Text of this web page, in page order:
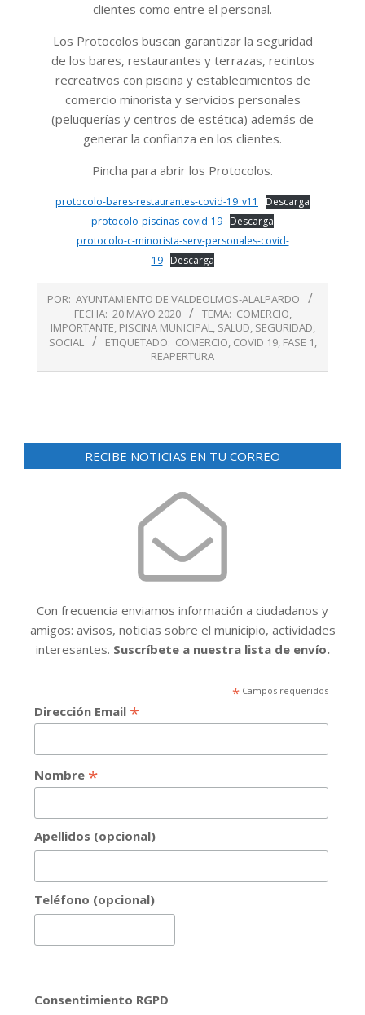
clientes como entre el personal.
Los Protocolos buscan garantizar la seguridad
de los bares, restaurantes y terrazas, recintos
recreativos con piscina y establecimientos de
comercio minorista y servicios personales
(peluquerías y centros de estética) además de
generar la confianza en los clientes.
Pincha para abrir los Protocolos.
protocolo-bares-restaurantes-covid-19_v11
Descarga
protocolo-piscinas-covid-19 Descarga
protocolo-c-minorista-serv-personales-covid-
19
Descarga
05-
POR: AYUNTAMIENTO DE VALDEOLMOS-ALALPARDO
FECHA: 20 MAYO 2020 TEMA: COMERCIO,
IMPORTANTE, PISCINA MUNICIPAL, SALUD, SEGURIDAD,
SOCIAL
ETIQUETADO: COMERCIO, COVID 19, FASE 1,
REAPERTURA
RECIBE NOTICIAS EN TU CORREO
Con frecuencia enviamos información a ciudadanos y
amigos: avisos, noticias sobre el municipio, actividades
interesantes. Suscríbete a nuestra lista de envío.
*Campos requeridos
Dirección Email *
Nombre *
Apellidos (opcional)
Teléfono (opcional)
Consentimiento RGPD